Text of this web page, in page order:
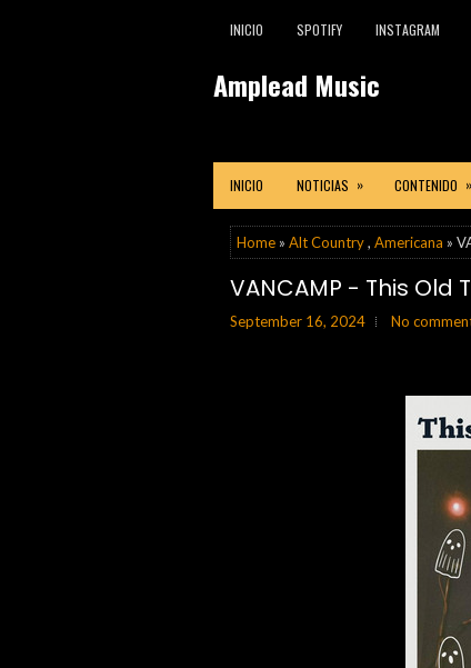
INICIO SPOTIFY INSTAGRAM
Amplead Music
INICIO NOTICIAS » CONTENIDO »
Home » Alt Country, Americana »
VANCAMP - This Old
September 16, 2024 No